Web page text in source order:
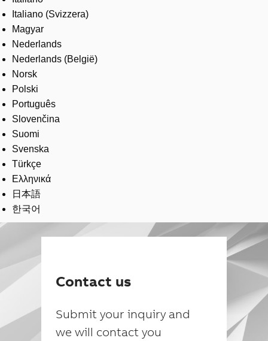
Italiano (Svizzera)
Magyar
Nederlands
Nederlands (België)
Norsk
Polski
Português
Slovenčina
Suomi
Svenska
Türkçe
Ελληνικά
日本語
한국어
Contact us
Submit your inquiry and
we will contact you